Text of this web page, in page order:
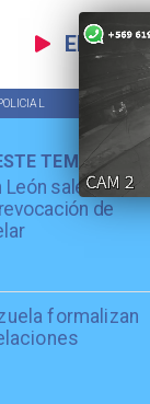
EN VIVO
León sale en
de
formalizan
TEMA